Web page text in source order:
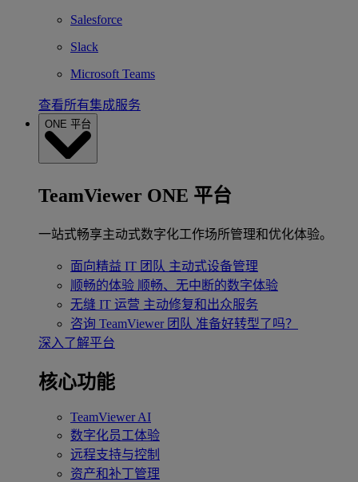
Salesforce
Slack
Microsoft Teams
查看所有集成服务
ONE 平台
TeamViewer ONE 平台
一站式畅享主动式数字化工作场所管理和优化体验。
面向精益 IT 团队 主动式设备管理
顺畅的体验 顺畅、无中断的数字体验
无缝 IT 运营 主动修复和出众服务
咨询 TeamViewer 团队 准备好转型了吗？
深入了解平台
核心功能
TeamViewer AI
数字化员工体验
远程支持与控制
资产和补丁管理